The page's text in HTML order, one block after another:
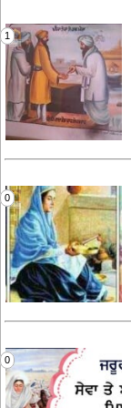
1
0
0